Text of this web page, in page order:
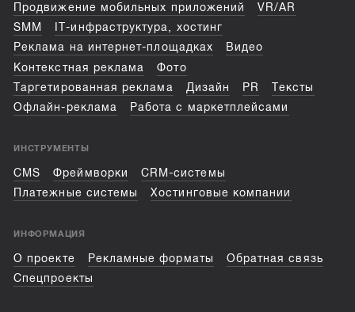
Продвижение мобильных приложений
VR/AR
SMM
IT-инфраструктура, хостинг
Реклама на интернет-площадках
Видео
Контекстная реклама
Фото
Таргетированная реклама
Дизайн PR
Тексты
Офлайн-реклама
Работа с маркетплейсами
ИНСТРУМЕНТЫ
CMS Фреймворки
CRM-системы
Платежные системы
Хостинговые компании
ИНФОРМАЦИЯ
О проекте Рекламные форматы
Обратная связь
Спецпроекты